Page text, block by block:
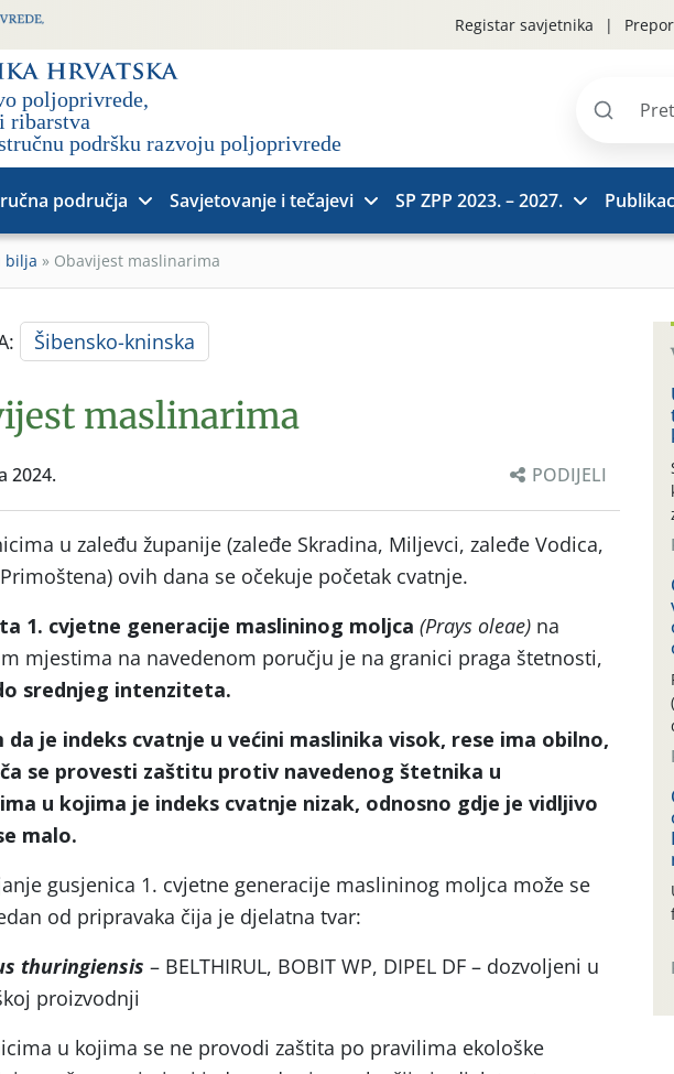
Registar savjetnika
Pretraži
područja Savjetovanje i tečajevi SP ZPP 2023. – 2027.
bilja » Obavijest maslinarima
Šibensko-kninska
maslinarima
2024. PODIJELI
u zaleđu županije (zaleđe Skradina, Miljevci, zaleđe Vodica,
ovih dana se očekuje početak cvatnje.
1. cvjetne generacije maslininog moljca (Prays oleae) na
mjestima na navedenom poručju je na granici praga štetnosti,
srednjeg intenziteta.
da je indeks cvatnje u većini maslinika visok, rese ima obilno,
se provesti zaštitu protiv navedenog štetnika u
u kojima je indeks cvatnje nizak, odnosno gdje je vidljivo
malo.
gusjenica 1. cvjetne generacije maslininog moljca može se
od pripravaka čija je djelatna tvar:
thuringiensis – BELTHIRUL, BOBIT WP, DIPEL DF – dozvoljeni u
proizvodnji
u kojima se ne provodi zaštita po pravilima ekološke